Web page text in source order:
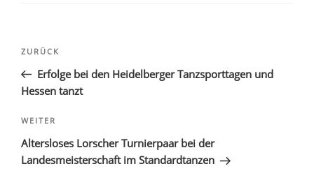
ZURÜCK
Erfolge bei den Heidelberger Tanzsporttagen und
Hessen tanzt
WEITER
Altersloses Lorscher Turnierpaar bei der
Landesmeisterschaft im Standardtanzen